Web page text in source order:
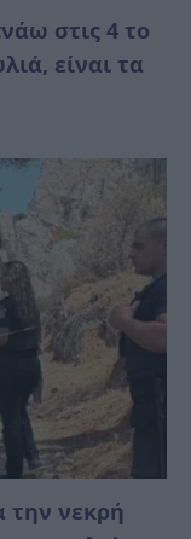
στις 4 το
είναι τα
την νεκρή